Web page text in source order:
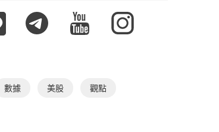
數據 美股 觀點